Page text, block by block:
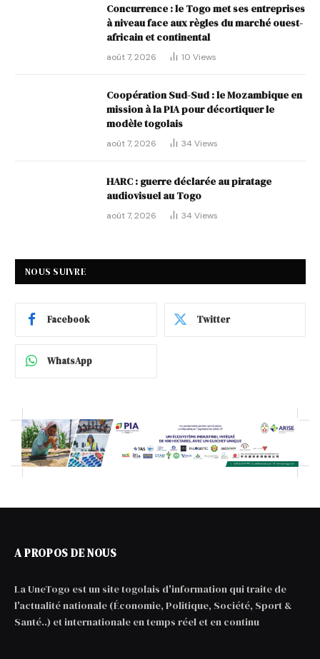
Concurrence : le Togo met ses entreprises
à niveau face aux règles du marché ouest-
africain et continental
août 7, 2026 10 Views
Coopération Sud-Sud : le Mozambique en
mission à la PIA pour décortiquer le
modèle togolais
août 7, 2026 34 Views
HARC : guerre déclarée au piratage
audiovisuel au Togo
août 7, 2026 34 Views
NOUS SUIVRE
Facebook Twitter
WhatsApp
A PROPOS DE NOUS
La UneTogo est un site togolais d'information qui traite de
l'actualité nationale (Économie, Politique, Société, Sport &
Santé..) et internationale en temps réel et en continu